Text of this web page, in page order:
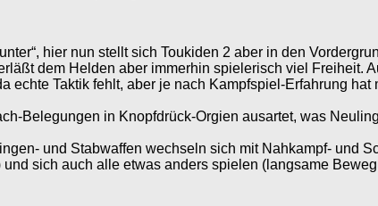
hier nun stellt sich Toukiden 2 aber in den
dem Helden aber immerhin spielerisch viel Freiheit.
Taktik fehlt, aber je nach Kampfspiel-Erfahrung
Belegungen in Knopfdrück-Orgien ausartet, was
und Stabwaffen wechseln sich mit Nahkampf- und
sich auch alle etwas anders spielen (langsame